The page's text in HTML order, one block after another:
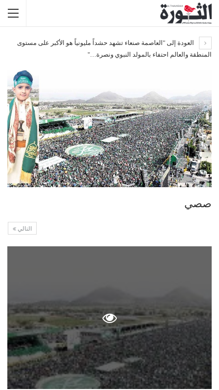
العودة إلى "العاصمة صنعاء تشهد حشداً مليونياً هو الأكبر على مستوى
المنطقة والعالم احتفاء بالمولد النبوي ونصرة…"
صصي
التالي